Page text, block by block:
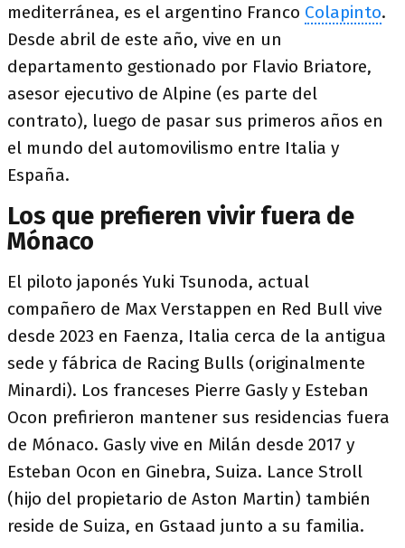
mediterránea, es el argentino Franco Colapinto.
Desde abril de este año, vive en un
departamento gestionado por Flavio Briatore,
asesor ejecutivo de Alpine (es parte del
contrato), luego de pasar sus primeros años en
el mundo del automovilismo entre Italia y
España.
Los que prefieren vivir fuera de
Mónaco
El piloto japonés Yuki Tsunoda, actual
compañero de Max Verstappen en Red Bull vive
desde 2023 en Faenza, Italia cerca de la antigua
sede y fábrica de Racing Bulls (originalmente
Minardi). Los franceses Pierre Gasly y Esteban
Ocon prefirieron mantener sus residencias fuera
de Mónaco. Gasly vive en Milán desde 2017 y
Esteban Ocon en Ginebra, Suiza. Lance Stroll
(hijo del propietario de Aston Martin) también
reside de Suiza, en Gstaad junto a su familia.